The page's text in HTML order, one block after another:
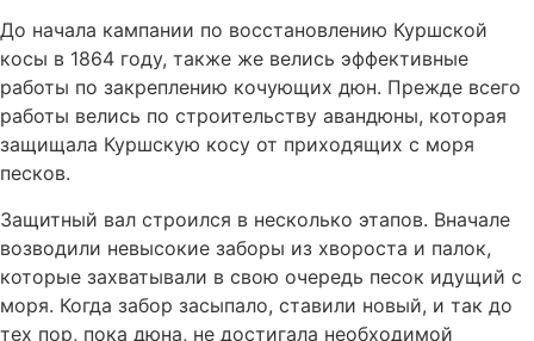
До начала кампании по восстановлению Куршской
косы в 1864 году, также же велись эффективные
работы по закреплению кочующих дюн. Прежде всего
работы велись по строительству авандюны, которая
защищала Куршскую косу от приходящих с моря
песков.
Защитный вал строился в несколько этапов. Вначале
возводили невысокие заборы из хвороста и палок,
которые захватывали в свою очередь песок идущий с
моря. Когда забор засыпало, ставили новый, и так до
тех пор, пока дюна, не достигала необходимой